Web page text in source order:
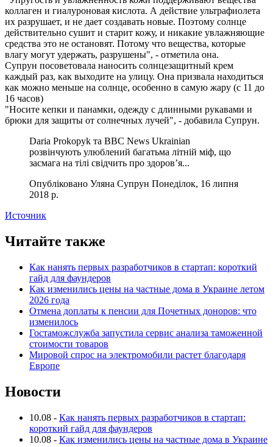
коллаген и гиалуроновая кислота. А действие ультрафиолета
их разрушает, и не дает создавать новые. Поэтому солнце
действительно сушит и старит кожу, и никакие увлажняющие
средства это не остановят. Потому что вещества, которые
влагу могут удержать, разрушены", - отметила она.
Супрун посоветовала наносить солнцезащитный крем
каждый раз, как выходите на улицу. Она призвала находиться
как можно меньше на солнце, особенно в самую жару (с 11 до
16 часов)
"Носите кепки и панамки, одежду с длинными рукавами и
брюки для защиты от солнечных лучей", - добавила Супрун.
Daria Prokopyk та BBC News Ukrainian
розвінчують улюблений багатьма літній міф, що
засмага на тілі свідчить про здоров’я...
Опубліковано Уляна Супрун Понеділок, 16 липня
2018 р.
Источник
Читайте также
Как нанять первых разработчиков в стартап: короткий
гайд для фаундеров
Как изменились цены на частные дома в Украине летом
2026 года
Отмена доплаты к пенсии для Почетных доноров: что
изменилось
Гостаможслужба запустила сервис анализа таможенной
стоимости товаров
Мировой спрос на электромобили растет благодаря
Европе
Новости
10.08 - Как нанять первых разработчиков в стартап:
короткий гайд для фаундеров
10.08 - Как изменились цены на частные дома в Украине